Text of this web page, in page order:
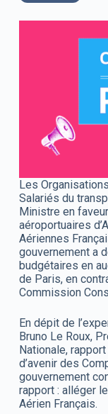
Les
Salariés du
Ministre en
aéroportuaires
Aériennes
gouvernement a
budgétaires en
de Paris, en
Commission
En dépit de
Bruno Le Roux,
Nationale,
d’avenir des
gouvernement
rapport : alléger
Aérien Français.